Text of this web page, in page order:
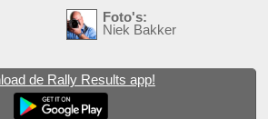
Foto's:
Niek Bakker
de Rally Results app!